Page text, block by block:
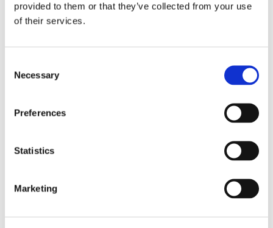
provided to them or that they’ve collected from your use
of their services.
Selection
Necessary
Preferences
Statistics
Marketing
Maritime köper Berg
Propulsion